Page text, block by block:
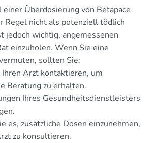
Überdosierung von Betapace
Regel nicht als potenziell tödlich
jedoch wichtig, angemessenen
einzuholen. Wenn Sie eine
sollten Sie:
Arzt kontaktieren, um
Beratung zu erhalten.
Ihres Gesundheitsdienstleisters
es, zusätzliche Dosen einzunehmen,
zu konsultieren.